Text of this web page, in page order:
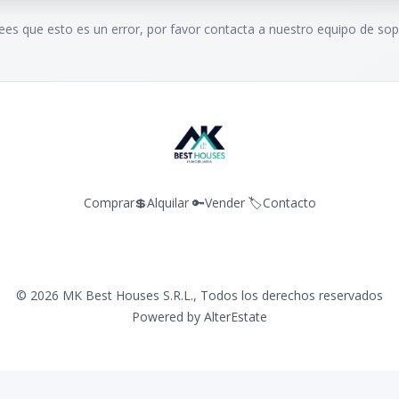
que esto es un error, por favor contacta a nuestro equipo de
Comprar💲Alquilar 🔑Vender 🏷️Contacto
© 2026 MK Best Houses S.R.L., Todos los derechos reservados
Powered by AlterEstate